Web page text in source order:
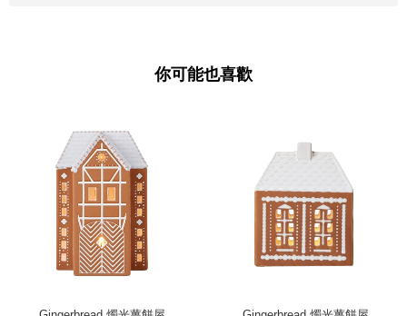
你可能也喜歡